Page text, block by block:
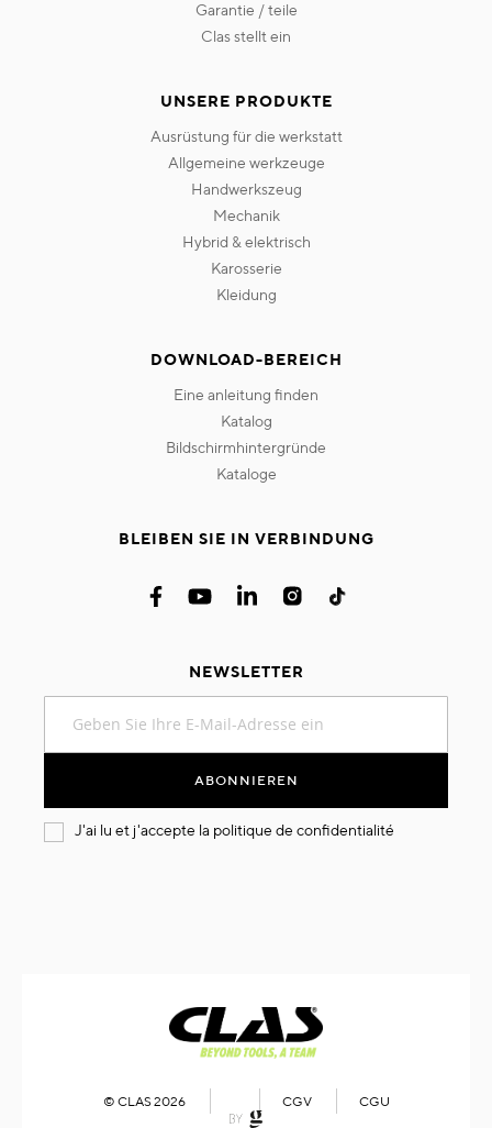
garantie / teile
clas stellt ein
UNSERE PRODUKTE
ausrüstung für die werkstatt
allgemeine werkzeuge
handwerkszeug
mechanik
hybrid & elektrisch
karosserie
kleidung
DOWNLOAD-BEREICH
eine anleitung finden
katalog
bildschirmhintergründe
kataloge
BLEIBEN SIE IN VERBINDUNG
NEWSLETTER
sich
an:
ABONNIEREN
J'ai lu et j'accepte la politique de confidentialité
© CLAS 2026 CGV CGU